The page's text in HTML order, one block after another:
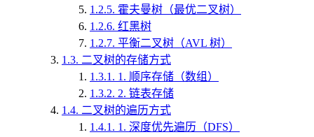
1.2.5. 霍夫曼树（最优二叉树）
1.2.6. 红黑树
1.2.7. 平衡二叉树（AVL 树）
1.3. 二叉树的存储方式
1.3.1. 1. 顺序存储（数组）
1.3.2. 2. 链表存储
1.4. 二叉树的遍历方式
1.4.1. 1. 深度优先遍历（DFS）